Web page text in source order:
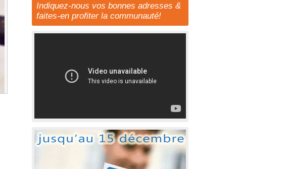
Indiquez-nous vos bonnes adresses &
faites-en profiter la communauté!